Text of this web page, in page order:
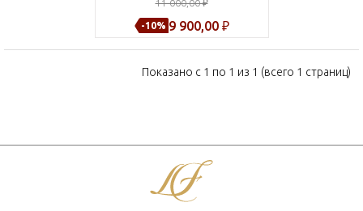
11 000,00 ₽
-10% 9 900,00 ₽
Показано с 1 по 1 из 1 (всего 1 страниц)